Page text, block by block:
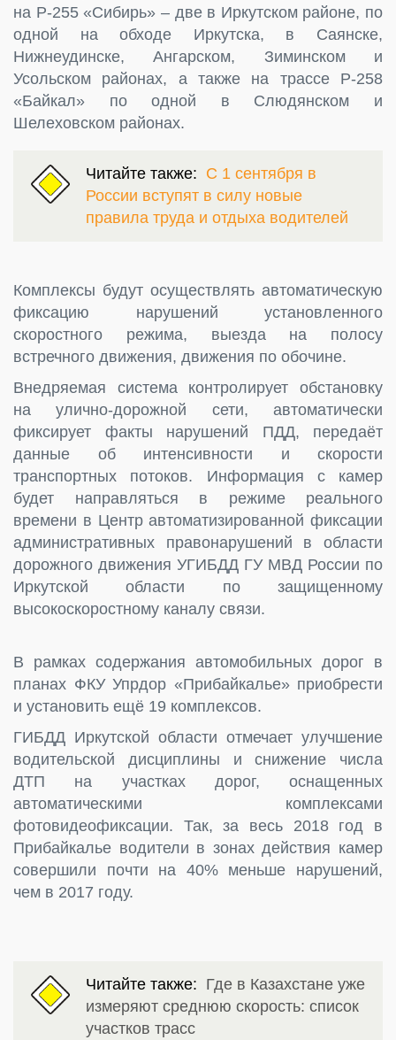
на Р-255 «Сибирь» – две в Иркутском районе, по
одной на обходе Иркутска, в Саянске,
Нижнеудинске, Ангарском, Зиминском и
Усольском районах, а также на трассе Р-258
«Байкал» по одной в Слюдянском и
Шелеховском районах.
Читайте также: С 1 сентября в
России вступят в силу новые
правила труда и отдыха водителей
Комплексы будут осуществлять автоматическую
фиксацию нарушений установленного
скоростного режима, выезда на полосу
встречного движения, движения по обочине.
Внедряемая система контролирует обстановку
на улично-дорожной сети, автоматически
фиксирует факты нарушений ПДД, передаёт
данные об интенсивности и скорости
транспортных потоков. Информация с камер
будет направляться в режиме реального
времени в Центр автоматизированной фиксации
административных правонарушений в области
дорожного движения УГИБДД ГУ МВД России по
Иркутской области по защищенному
высокоскоростному каналу связи.
В рамках содержания автомобильных дорог в
планах ФКУ Упрдор «Прибайкалье» приобрести
и установить ещё 19 комплексов.
ГИБДД Иркутской области отмечает улучшение
водительской дисциплины и снижение числа
ДТП на участках дорог, оснащенных
автоматическими комплексами
фотовидеофиксации. Так, за весь 2018 год в
Прибайкалье водители в зонах действия камер
совершили почти на 40% меньше нарушений,
чем в 2017 году.
Читайте также: Где в Казахстане уже
измеряют среднюю скорость: список
участков трасс